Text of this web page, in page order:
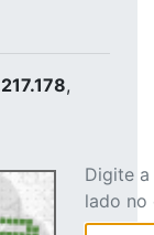
,
Digite
lado no